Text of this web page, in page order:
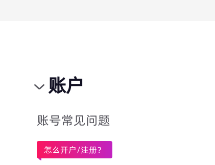
账户
账号常见问题
怎么开户/注册？